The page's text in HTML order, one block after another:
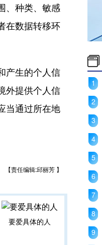
、种类、敏感
在数据转移环
产生的个人信
外提供个人信
当通过所在地
【责任编辑:邱丽芳 】
要爱具体的人